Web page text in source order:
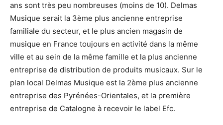
ans sont très peu nombreuses (moins de 10). Delmas
Musique serait la 3ème plus ancienne entreprise
familiale du secteur, et le plus ancien magasin de
musique en France toujours en activité dans la même
ville et au sein de la même famille et la plus ancienne
entreprise de distribution de produits musicaux. Sur le
plan local Delmas Musique est la 2ème plus ancienne
entreprise des Pyrénées-Orientales, et la première
entreprise de Catalogne à recevoir le label Efc.